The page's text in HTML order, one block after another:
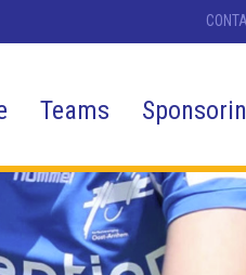
Teams